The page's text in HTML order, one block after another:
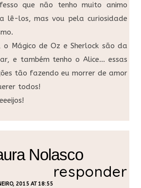
que não tenho muito animo
lê-los, mas vou pela curiosidade
o Mágico de Oz e Sherlock são da
e também tenho o Alice… essas
tão fazendo eu morrer de amor
todos!
Nolasco
2015 AT 18:55
responder